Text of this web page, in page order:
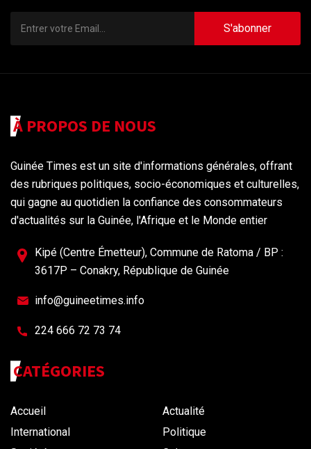
S'abonner
À PROPOS DE NOUS
Guinée Times est un site d'informations générales, offrant
des rubriques politiques, socio-économiques et culturelles,
qui gagne au quotidien la confiance des consommateurs
d'actualités sur la Guinée, l'Afrique et le Monde entier
Kipé (Centre Émetteur), Commune de Ratoma / BP :
3617P – Conakry, République de Guinée
info@guineetimes.info
224 666 72 73 74
CATÉGORIES
Accueil
Actualité
International
Politique